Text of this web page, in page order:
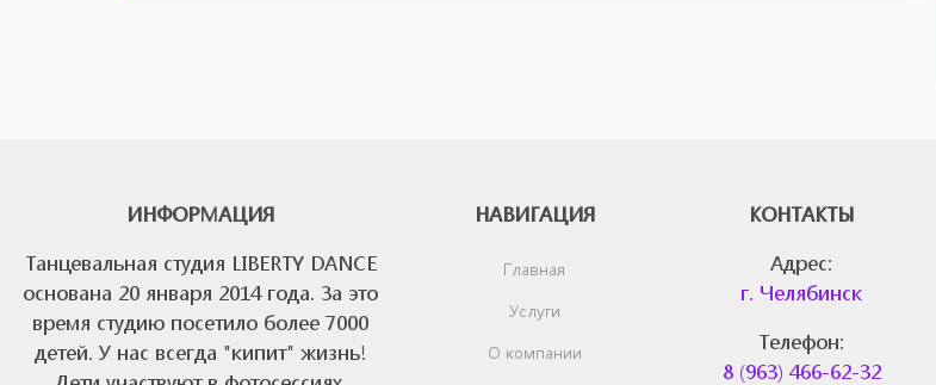
ИНФОРМАЦИЯ
Танцевальная студия LIBERTY DANCE
основана 20 января 2014 года. За это
время студию посетило более 7000
детей. У нас всегда "кипит" жизнь!
НАВИГАЦИЯ
Главная
Услуги
О компании
КОНТАКТЫ
Адрес:
г. Челябинск
Телефон:
8 (963) 466-62-32